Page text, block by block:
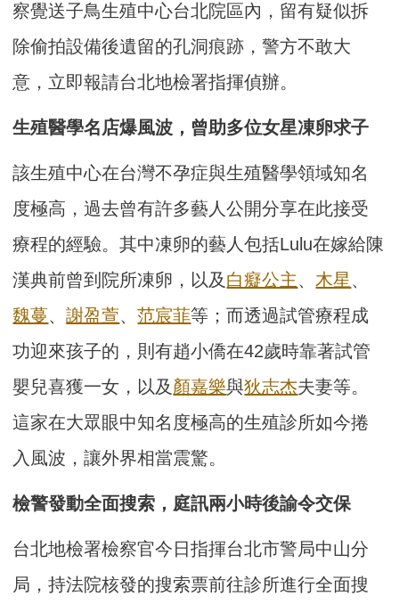
察覺送子鳥生殖中心台北院區內，留有疑似拆
除偷拍設備後遺留的孔洞痕跡，警方不敢大
意，立即報請台北地檢署指揮偵辦。
生殖醫學名店爆風波，曾助多位女星凍卵求子
該生殖中心在台灣不孕症與生殖醫學領域知名
度極高，過去曾有許多藝人公開分享在此接受
療程的經驗。其中凍卵的藝人包括Lulu在嫁給陳
漢典前曾到院所凍卵，以及 白癡公主、 木星、
魏蔓、謝盈萱、范宸菲等；而透過試管療程成
功迎來孩子的，則有趙小僑在42歲時靠著試管
嬰兒喜獲一女，以及 顏嘉樂與狄志杰夫妻等。
這家在大眾眼中知名度極高的生殖診所如今捲
入風波，讓外界相當震驚。
檢警發動全面搜索，庭訊兩小時後諭令交保
台北地檢署檢察官今日指揮台北市警局中山分
局，持法院核發的搜索票前往診所進行全面搜